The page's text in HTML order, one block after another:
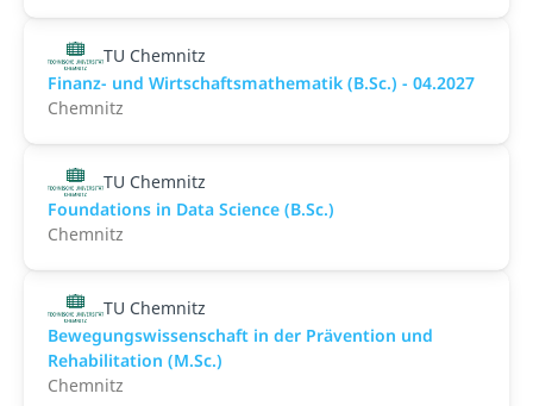
TU Chemnitz
Finanz- und Wirtschaftsmathematik (B.Sc.) - 04.2027
Chemnitz
TU Chemnitz
Foundations in Data Science (B.Sc.)
Chemnitz
TU Chemnitz
Bewegungswissenschaft in der Prävention und
Rehabilitation (M.Sc.)
Chemnitz